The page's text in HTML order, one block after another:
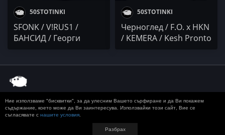
50STOTINKI
SFONK / V!RUS1 /
БАНСИД / Георги
50STOTINKI
Черноглед / F.O. x HKN
/ KEMERA / Kesh Pronto
© 2020 50 STOTINKI КОНТАКТ
ЗА РЕКЛАМА
ДОСТАВКА, ЗАПЛАЩАНЕ И ВРЪЩАНЕ
Ние използваме "бисквитки", за да улесним Вашето сърфиране и да Ви покажем
съдържание, което може да Ви заинтересува. Използвайки този сайт, Вие се
съгласявате с нашите условия.
Разбрах